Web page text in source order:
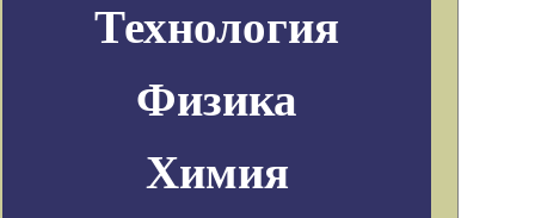
Технология
Физика
Химия